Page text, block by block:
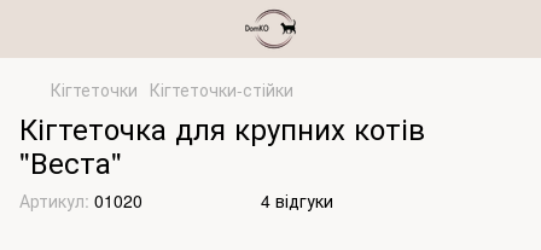
Кігтеточки Кігтеточки-стійки
Кігтеточка для крупних котів
"Веста"
Артикул: 01020 4 відгуки